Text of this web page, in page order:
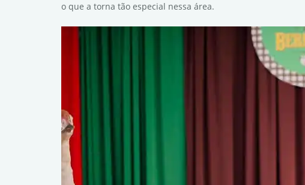
o que a torna tão especial nessa área.